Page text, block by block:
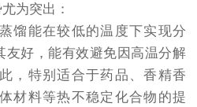
为突出：
能在较低的温度下实现分
友好，能有效避免因高温分解
，特别适合于药品、香精香
材料等热不稳定化合物的提